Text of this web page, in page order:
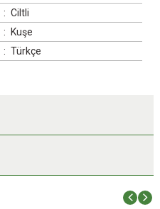
: Ciltli
: Kuşe
: Türkçe